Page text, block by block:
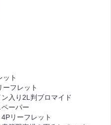
ト
フレット
入り2L判ブロマイド
ーパー
リーフレット